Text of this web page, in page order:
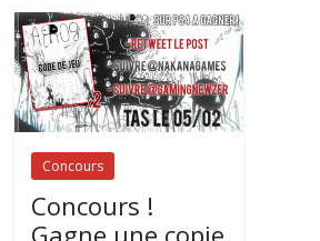
Concours
Concours !
Gagne une copie